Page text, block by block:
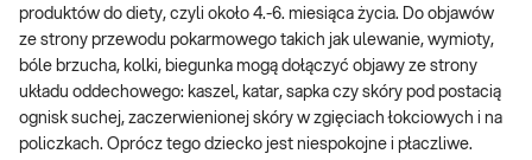
produktów do diety, czyli około 4.-6. miesiąca życia. Do objawów
ze strony przewodu pokarmowego takich jak ulewanie, wymioty,
bóle brzucha, kolki, biegunka mogą dołączyć objawy ze strony
układu oddechowego: kaszel, katar, sapka czy skóry pod postacią
ognisk suchej, zaczerwienionej skóry w zgięciach łokciowych i na
policzkach. Oprócz tego dziecko jest niespokojne i płaczliwe.